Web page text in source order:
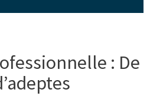
Formation
: De